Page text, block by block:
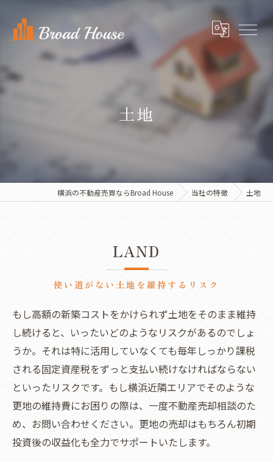
土地
横浜の不動産売買ならBroad House 当社の特徴 土地
使い道がない土地を維持するリスク
LAND
もし高額の新築コストをかけられず土地をそのまま維持
し続けると、いったいどのようなリスクがあるのでしょ
うか。それは特に活用していなくても毎年しっかり課税
される固定資産税をずっと支払い続けなければならない
といったリスクです。もし横浜近隣エリアでそのような
更地の維持費にお困りの際は、一度不動産売却相談のた
め、お問い合わせください。更地の売却はもちろん初期
投資後の収益化も全力でサポートいたします。